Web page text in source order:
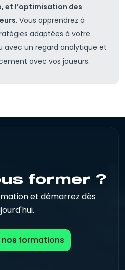
et l’optimisation des
. Vous apprendrez à
adaptées à votre
avec un regard analytique et
avec vos joueurs.
former ?
et démarrez dès
nos formations